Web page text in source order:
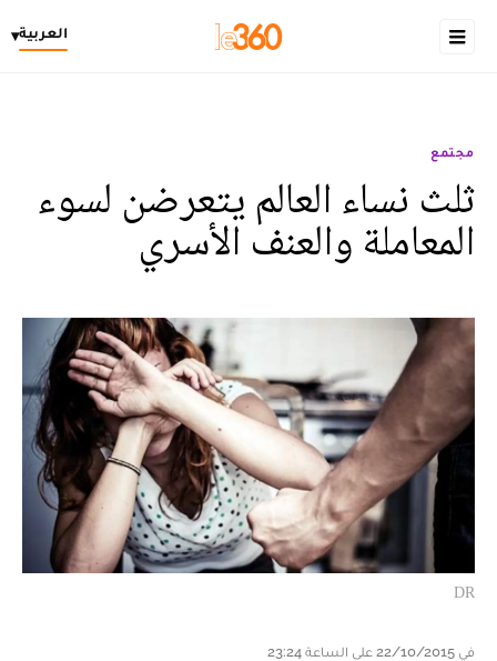
العربية▾
مجتمع
ثلث نساء العالم يتعرضن لسوء
المعاملة والعنف الأسري
DR
في 22/10/2015 على الساعة 23:24